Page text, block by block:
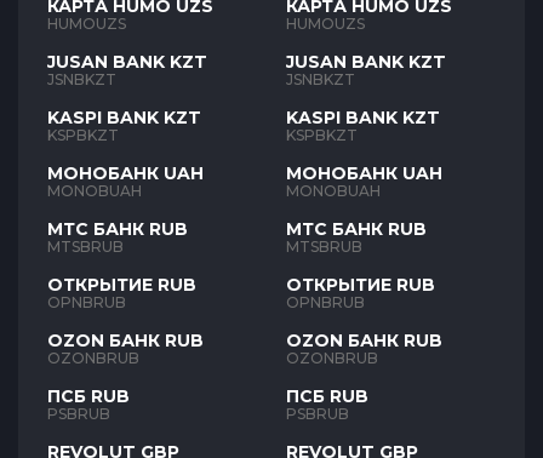
КАРТА HUMO UZS
HUMOUZS
JUSAN BANK KZT
JSNBKZT
KASPI BANK KZT
KSPBKZT
МОНОБАНК UAH
MONOBUAH
МТС БАНК RUB
MTSBRUB
ОТКРЫТИЕ RUB
OPNBRUB
OZON БАНК RUB
OZONBRUB
ПСБ RUB
PSBRUB
REVOLUT GBP
КАРТА HUMO UZS
HUMOUZS
JUSAN BANK KZT
JSNBKZT
KASPI BANK KZT
KSPBKZT
МОНОБАНК UAH
MONOBUAH
МТС БАНК RUB
MTSBRUB
ОТКРЫТИЕ RUB
OPNBRUB
OZON БАНК RUB
OZONBRUB
ПСБ RUB
PSBRUB
REVOLUT GBP